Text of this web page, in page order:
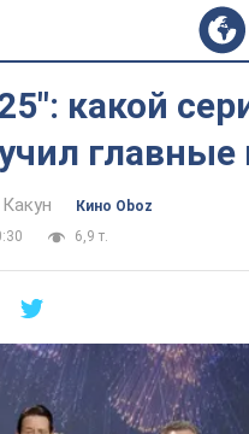
какой
Кино Oboz
6,9 т.